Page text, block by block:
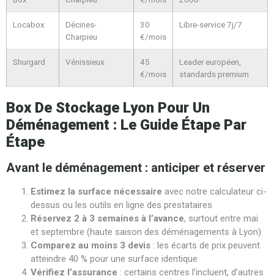
Locabox
Décines-
Charpieu
30
€/mois
Libre-service 7j/7
Shurgard Vénissieux
45
€/mois
Leader européen,
standards premium
Box De Stockage Lyon Pour Un
Déménagement : Le Guide Étape Par
Étape
Avant le déménagement : anticiper et réserver
Estimez la surface nécessaire avec notre calculateur ci-
dessus ou les outils en ligne des prestataires
Réservez 2 à 3 semaines à l’avance, surtout entre mai
et septembre (haute saison des déménagements à Lyon)
Comparez au moins 3 devis : les écarts de prix peuvent
atteindre 40 % pour une surface identique
Vérifiez l’assurance : certains centres l’incluent, d’autres